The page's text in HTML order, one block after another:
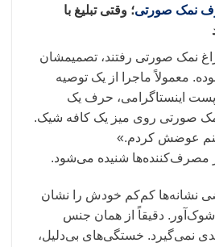
نمک صورتی؛ وقتی تبلیغ با
نمک صورتی رفتند، تصمیمشان
معمولاً ماجرا از یک توصیه
اینستاگرامی، حرف یک
صورتی روی میز یک کافه شیک.
عوضش کردم.»
از مصرف‌کننده‌ها شنیده می‌شود.
نشانه‌ها کم‌کم خودش را نشان
شوک‌آور. دقیقاً از همان جنس
نمی‌گیرد. خستگی‌های بی‌دلیل،